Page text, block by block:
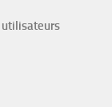
utilisateurs